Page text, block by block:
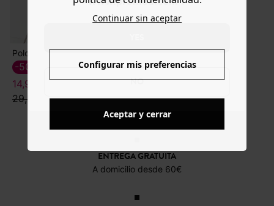
NO
Polo de rayas manga larga
14,99 €
29,99 €
-50%
ENTREGA GRATUITA
A domicilio desde 60€
Continuar sin aceptar
Configurar mis preferencias
Aceptar y cerrar